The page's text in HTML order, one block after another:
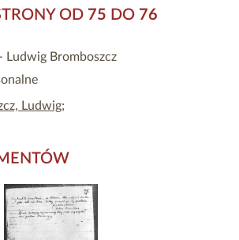
OD 75 DO 76
Ludwig Bromboszcz
Ludwig;